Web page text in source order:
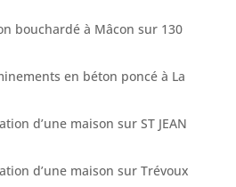
bouchardé à Mâcon sur 130
en béton poncé à La
d’une maison sur ST JEAN
d’une maison sur Trévoux